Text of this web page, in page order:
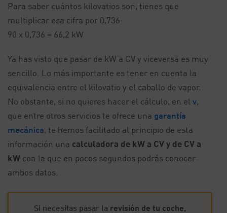
Para saber cuántos kilovatios son, tienes que
multiplicar esa cifra por 0,736:
90 x 0,736 = 66,2 kW
Ya has visto que pasar de kW a CV y viceversa es muy
sencillo. Lo más importante es tener en cuenta la
equivalencia entre el kilovatio y el caballo de vapor.
No obstante, si no quieres hacer el cálculo, en el v,
que entre otros servicios te ofrece una garantía
mecánica, te hemos facilitado al principio de esta
información una calculadora de kW a CV y de CV a
kW con la que en pocos segundos podrás conocer
ambos datos.
Si necesitas pasar la revisión de tu coche,